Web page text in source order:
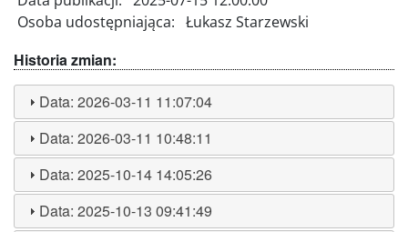
Osoba udostępniająca: Łukasz Starzewski
Historia zmian:
Data:2026-03-11 11:07:04
Data:2026-03-11 10:48:11
Data:2025-10-14 14:05:26
Data:2025-10-13 09:41:49